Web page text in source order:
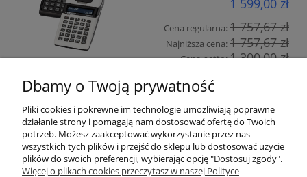
1 599,00 zł
Cena regularna:1 757,67 zł
Najniższa cena:1 757,67 zł
Cena netto:1 300,00 zł
« 1 2 3 »
Pomoc
Dbamy o Twoją prywatność
Pliki cookies i pokrewne im technologie umożliwiają poprawne
działanie strony i pomagają nam dostosować ofertę do Twoich
potrzeb. Możesz zaakceptować wykorzystanie przez nas
wszystkich tych plików i przejść do sklepu lub dostosować użycie
plików do swoich preferencji, wybierając opcję "Dostosuj zgody".
Więcej o plikach cookies przeczytasz w naszej Polityce